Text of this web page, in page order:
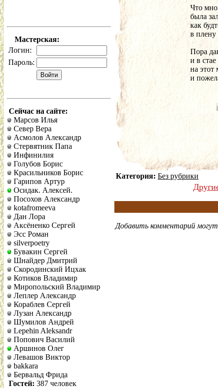
Мастерская:
Логин:
Пароль:
Сейчас на сайте:
Марсов Илья
Север Вера
Асмолов Александр
Стервятник Папа
Инфинилия
Голубов Борис
Красильников Борис
Гарипов Артур
Осидак. Алексей.
Посохов Александр
kotafromeeva
Дан Лора
Аксёненко Сергей
Эсс Роман
silverpoetry
Бувакин Сергей
Шнайдер Дмитрий
Скородинский Ицхак
Котиков Владимир
Миропольский Владимир
Леплер Александр
Кораблев Сергей
Лузан Александр
Шумилов Андрей
Lepehin Aleksandr
Попович Василий
Аршинов Олег
Левашов Виктор
bakkara
Бервальд Фрида
Гостей: 387 человек
Что
была
как
в плену
Пора
и в
на этот
и
Категория: Без рубрики
Добавить комментарий